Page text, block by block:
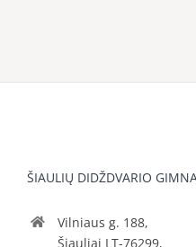
ŠIAULIŲ DIDŽDVARIO
Vilniaus g. 188,
Šiauliai LT-76299,